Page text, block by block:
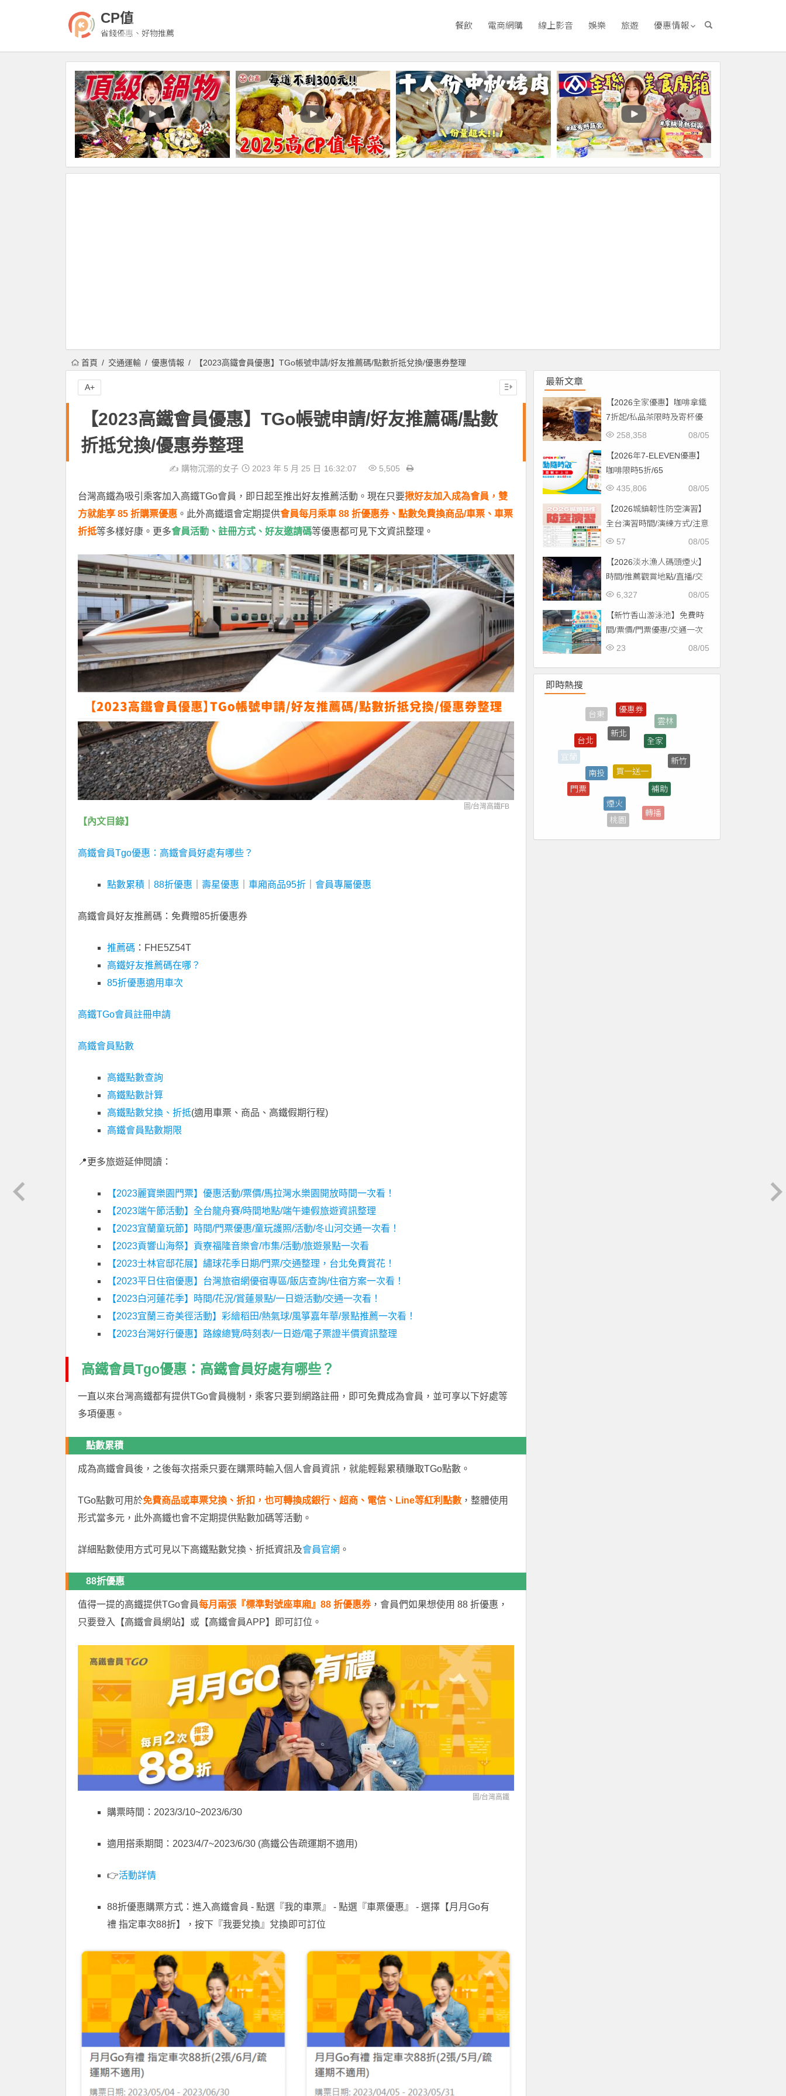
CP值
省錢優惠、好物推薦
餐飲 電商網購 線上影音 娛樂 旅遊 優惠情報
首頁 交通運輸 優惠情報 【2023高鐵會員優惠】TGo帳號申請/好友推薦碼/點數折抵兌換/優惠券整理
【2023高鐵會員優惠】TGo帳號申請/好友推薦碼/點數
折抵兌換/優惠券整理
✍️ 購物沉溺的女子 2023 年 5 月 25 日 16:32:07 5,505
台灣高鐵為吸引乘客加入高鐵TGo會員，即日起至推出好友推薦活動。現在只要揪好友加入成為會員，雙
方就能享 85 折購票優惠 。此外高鐵還會定期提供會員每月乘車 88 折優惠券、點數免費換商品/車票、車票
折抵等多樣好康。更多會員活動、註冊方式、好友邀請碼等優惠都可見下文資訊整理。
圖/台灣高鐵FB
【內文目錄】
高鐵會員Tgo優惠：高鐵會員好處有哪些？
點數累積 88折優惠 壽星優惠 車廂商品95折 會員專屬優惠
高鐵會員好友推薦碼：免費贈85折優惠券
推薦碼 ：FHE5Z54T
高鐵好友推薦碼在哪？
85折優惠適用車次
高鐵TGo會員註冊申請
高鐵會員點數
高鐵點數查詢
高鐵點數計算
高鐵點數兌換、折抵(適用車票、商品、高鐵假期行程)
高鐵會員點數期限
📍更多旅遊延伸閱讀：
【2023麗寶樂園門票】優惠活動/票價/馬拉灣水樂園開放時間一次看！
【2023端午節活動】全台龍舟賽/時間地點/端午連假旅遊資訊整理
【2023宜蘭童玩節】時間/門票優惠/童玩護照/活動/冬山河交通一次看！
【2023貢響山海祭】貢寮福隆音樂會/市集/活動/旅遊景點一次看
【2023士林官邸花展】繡球花季日期/門票/交通整理，台北免費賞花！
【2023平日住宿優惠】台灣旅宿網優宿專區/飯店查詢/住宿方案一次看！
【2023白河蓮花季】時間/花況/賞蓮景點/一日遊活動/交通一次看！
【2023宜蘭三奇美徑活動】彩繪稻田/熱氣球/風箏嘉年華/景點推薦一次看！
【2023台灣好行優惠】路線總覽/時刻表/一日遊/電子票證半價資訊整理
高鐵會員Tgo優惠：高鐵會員好處有哪些？
一直以來台灣高鐵都有提供TGo會員機制，乘客只要到網路註冊，即可免費成為會員，並可享以下好處等
多項優惠。
點數累積
成為高鐵會員後，之後每次搭乘只要在購票時輸入個人會員資訊，就能輕鬆累積賺取TGo點數。
TGo點數可用於免費商品或車票兌換、折扣，也可轉換成銀行、超商、電信、Line等紅利點數 ，整體使用
形式當多元，此外高鐵也會不定期提供點數加碼等活動。
詳細點數使用方式可見以下高鐵點數兌換、折抵資訊及會員官網 。
88折優惠
值得一提的高鐵提供TGo會員每月兩張『標準對號座車廂』88 折優惠券，會員們如果想使用 88 折優惠，
只要登入【高鐵會員網站】或【高鐵會員APP】即可訂位。
圖/台灣高鐵
購票時間：2023/3/10~2023/6/30
適用搭乘期間：2023/4/7~2023/6/30 (高鐵公告疏運期不適用)
👉活動詳情
88折優惠購票方式：進入高鐵會員 - 點選『我的車票』 - 點選『車票優惠』 - 選擇【月月Go有
禮 指定車次88折】，按下『我要兌換』兌換即可訂位
A+
最新文章
【2026全家優惠】咖啡拿鐵
7折起/私品茶限時及寄杯優
惠！價格/菜單一起看
08/05
258,358
【2026年7-ELEVEN優惠】
咖啡限時5折/65
折/CITYCAFE菜單一起看！
08/05
435,806
【2026城鎮韌性防空演習】
全台演習時間/演練方式/注意
事項一次看！
08/05
57
【2026淡水漁人碼頭煙火】
時間/推薦觀賞地點/直播/交
通資訊一次看！
08/05
6,327
【新竹香山游泳池】免費時
間/票價/門票優惠/交通一次
看！
08/05
23
即時熱搜
宜蘭
新北
全家
免費
花蓮
南投
買一送一
轉播
桃園
煙火